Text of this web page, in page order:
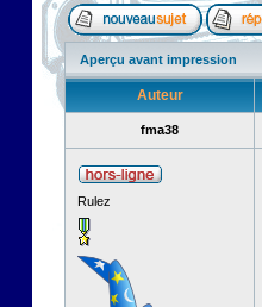
Aperçu avant impression
Auteur
fma38
Rulez